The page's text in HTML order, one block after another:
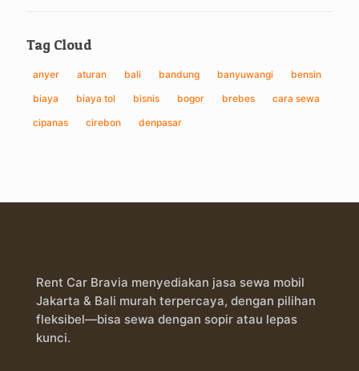
Tag Cloud
anyer aturan bali bandung banyuwangi
bensin
biaya
biaya tol bisnis bogor brebes
cara sewa
cipanas
cirebon denpasar
Rent Car Bravia menyediakan jasa sewa mobil
Jakarta & Bali murah terpercaya, dengan pilihan
fleksibel—bisa sewa dengan sopir atau lepas
kunci.